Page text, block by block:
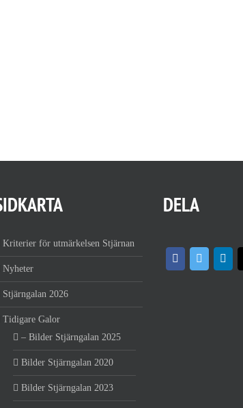
Kriterier för utmärkelsen Stjärnan
Nyheter
Stjärngalan 2026
Tidigare Galor
– Bilder Stjärngalan 2025
Bilder Stjärngalan 2020
Bilder Stjärngalan 2023
DELA